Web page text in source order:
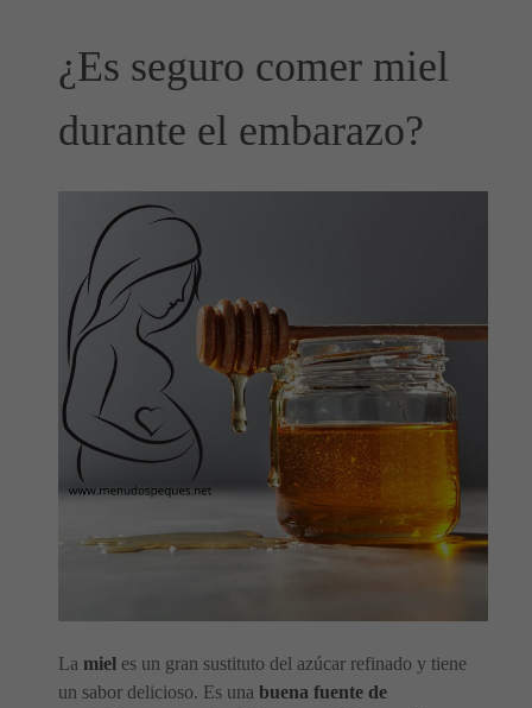
¿Es seguro comer miel
durante el embarazo?
La miel es un gran sustituto del azúcar refinado y tiene
un sabor delicioso. Es una buena fuente de